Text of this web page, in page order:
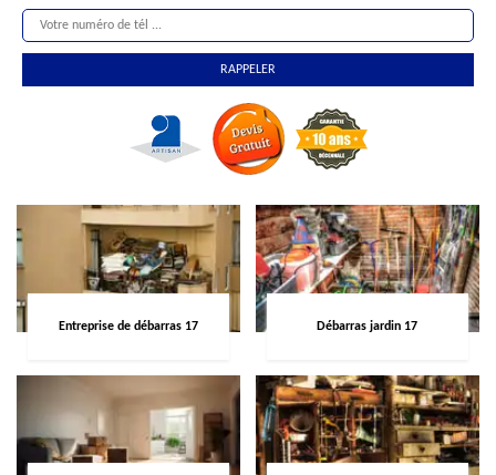
Entreprise de débarras 17 Débarras jardin 17